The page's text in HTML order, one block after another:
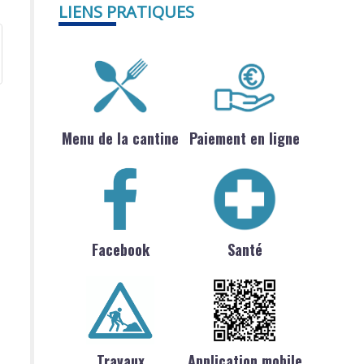
LIENS PRATIQUES
Menu de la cantine Paiement en ligne
Facebook Santé